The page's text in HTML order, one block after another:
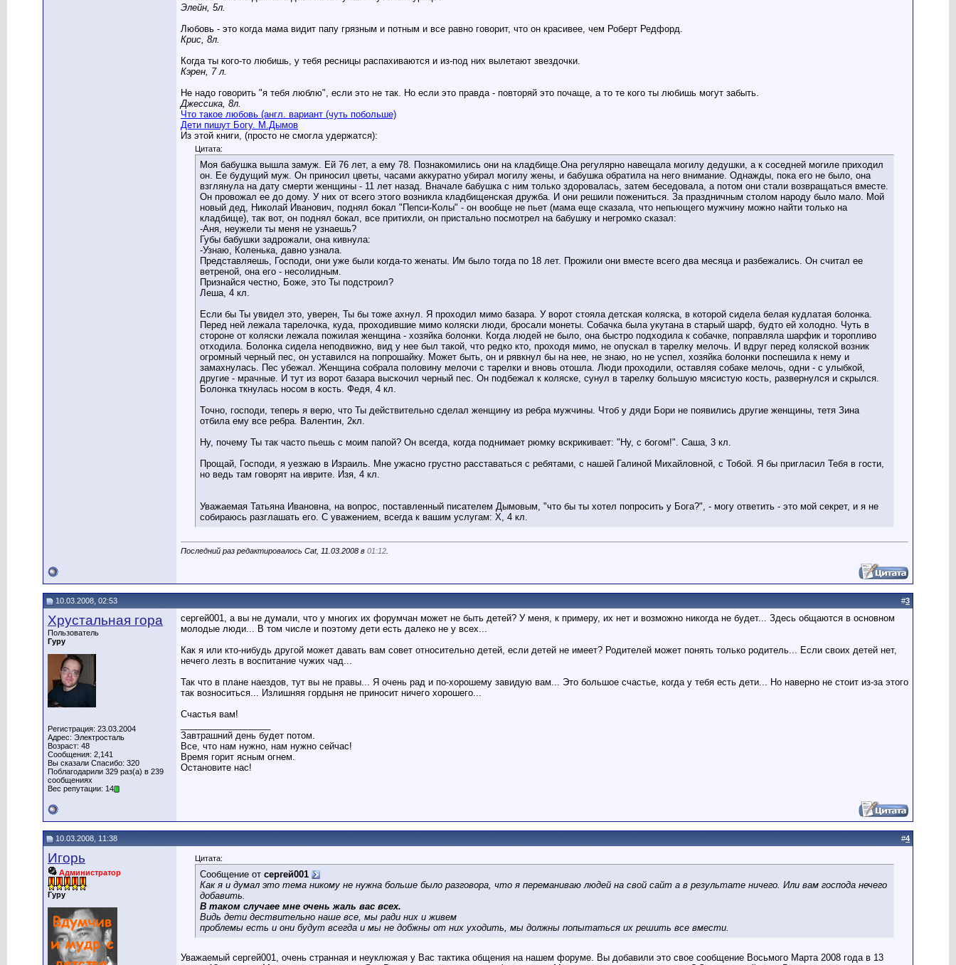
Элейн, 5л.
Любовь - это когда мама видит папу грязным и потным и все равно говорит, что он красивее, чем Роберт Редфорд.
Крис, 8л.
Когда ты кого-то любишь, у тебя ресницы распахиваются и из-под них вылетают звездочки.
Кэрен, 7 л.
Не надо говорить "я тебя люблю", если это не так. Но если это правда - повторяй это почаще, а то те кого ты любишь могут забыть.
Джессика, 8л.
Что такое любовь (англ. вариант (чуть побольше)
Дети пишут Богу. М.Дымов
Из этой книги, (просто не смогла удержатся):
Цитата:
Моя бабушка вышла замуж. Ей 76 лет, а ему 78. Познакомились они на кладбище.Она регулярно навещала могилу дедушки, а к соседней могиле приходил
он. Ее будущий муж. Он приносил цветы, часами аккуратно убирал могилу жены, и бабушка обратила на него внимание. Однажды, пока его не было, она
взглянула на дату смерти женщины - 11 лет назад. Вначале бабушка с ним только здоровалась, затем беседовала, а потом они стали возвращаться вместе.
Он провожал ее до дому. У них от всего этого возникла кладбищенская дружба. И они решили пожениться. За праздничным столом народу было мало. Мой
новый дед, Николай Иванович, поднял бокал "Пепси-Колы" - он вообще не пьет (мама еще сказала, что непьющего мужчину можно найти только на
кладбище), так вот, он поднял бокал, все притихли, он пристально посмотрел на бабушку и негромко сказал:
-Аня, неужели ты меня не узнаешь?
Губы бабушки задрожали, она кивнула:
-Узнаю, Коленька, давно узнала.
Представляешь, Господи, они уже были когда-то женаты. Им было тогда по 18 лет. Прожили они вместе всего два месяца и разбежались. Он считал ее
ветреной, она его - несолидным.
Признайся честно, Боже, это Ты подстроил?
Леша, 4 кл.
Если бы Ты увидел это, уверен, Ты бы тоже ахнул. Я проходил мимо базара. У ворот стояла детская коляска, в которой сидела белая кудлатая болонка.
Перед ней лежала тарелочка, куда, проходившие мимо коляски люди, бросали монеты. Собачка была укутана в старый шарф, будто ей холодно. Чуть в
стороне от коляски лежала пожилая женщина - хозяйка болонки. Когда людей не было, она быстро подходила к собачке, поправляла шарфик и торопливо
отходила. Болонка сидела неподвижно, вид у нее был такой, что редко кто, проходя мимо, не опускал в тарелку мелочь. И вдруг перед коляской возник
огромный черный пес, он уставился на попрошайку. Может быть, он и рявкнул бы на нее, не знаю, но не успел, хозяйка болонки поспешила к нему и
замахнулась. Пес убежал. Женщина собрала половину мелочи с тарелки и вновь отошла. Люди проходили, оставляя собаке мелочь, одни - с улыбкой,
другие - мрачные. И тут из ворот базара выскочил черный пес. Он подбежал к коляске, сунул в тарелку большую мясистую кость, развернулся и скрылся.
Болонка ткнулась носом в кость. Федя, 4 кл.
Точно, господи, теперь я верю, что Ты действительно сделал женщину из ребра мужчины. Чтоб у дяди Бори не появились другие женщины, тетя Зина
отбила ему все ребра. Валентин, 2кл.
Ну, почему Ты так часто пьешь с моим папой? Он всегда, когда поднимает рюмку вскрикивает: "Ну, с богом!". Саша, 3 кл.
Прощай, Господи, я уезжаю в Израиль. Мне ужасно грустно расставаться с ребятами, с нашей Галиной Михайловной, с Тобой. Я бы пригласил Тебя в гости,
но ведь там говорят на иврите. Изя, 4 кл.
Уважаемая Татьяна Ивановна, на вопрос, поставленный писателем Дымовым, "что бы ты хотел попросить у Бога?", - могу ответить - это мой секрет, и я не
собираюсь разглашать его. С уважением, всегда к вашим услугам: Х, 4 кл.
Последний раз редактировалось Cat, 11.03.2008 в 01:12
10.03.2008, 02:53 #3
Хрустальная гора
Пользователь
Гуру
Регистрация: 23.03.2004
Адрес: Электросталь
Возраст: 48
Сообщения: 2,141
Вы сказали Спасибо: 320
Поблагодарили 329 раз(а) в 239
сообщениях
Вес репутации: 14
сергей001, а вы не думали, что у многих их форумчан может не быть детей? У меня, к примеру, их нет и возможно никогда не будет... Здесь общаются в основном
молодые люди... В том числе и поэтому дети есть далеко не у всех...
Как я или кто-нибудь другой может давать вам совет относительно детей, если детей не имеет? Родителей может понять только родитель... Если своих детей нет,
нечего лезть в воспитание чужих чад...
Так что в плане наездов, тут вы не правы... Я очень рад и по-хорошему завидую вам... Это большое счастье, когда у тебя есть дети... Но наверно не стоит из-за этого
так возноситься... Излишняя гордыня не приносит ничего хорошего...
Счастья вам!
Завтрашний день будет потом.
Все, что нам нужно, нам нужно сейчас!
Время горит ясным огнем.
Остановите нас!
10.03.2008, 11:38 #4
Игорь
Администратор
Гуру
Цитата:
Сообщение от сергей001
Как я и думал это тема никому не нужна больше было разговора, что я переманиваю людей на свой сайт а в результате ничего. Или вам господа нечего
добавить.
В таком случаее мне очень жаль вас всех.
Видь дети дествительно наше все, мы ради них и живем
проблемы есть и они будут всегда и мы не добжны от них уходить, мы должны попытаться их решить все вмести.
Уважаемый сергей001, очень странная и неуклюжая у Вас тактика общения на нашем форуме. Вы добавили это свое сообщение Восьмого Марта 2008 года в 13